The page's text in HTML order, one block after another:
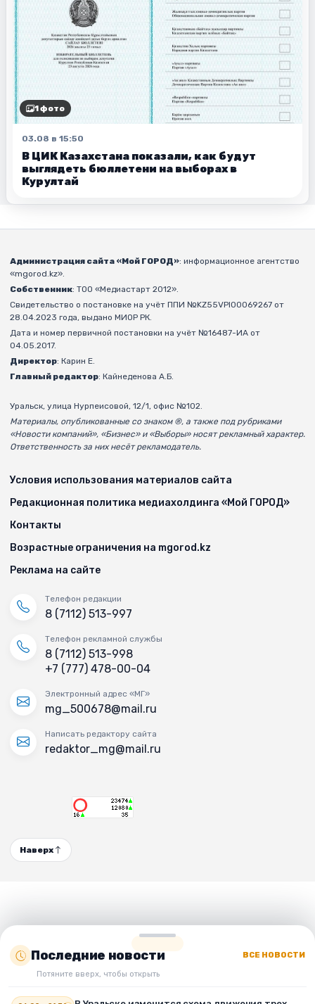
1 фото
03.08 в 15:50
В ЦИК Казахстана показали, как будут
выглядеть бюллетени на выборах в
Курултай
Последние новости
Потяните вверх, чтобы открыть
ВСЕ НОВОСТИ
Администрация сайта «Мой ГОРОД»: информационное агентство
«mgorod.kz».
Собственник: ТОО «Медиастарт 2012».
Свидетельство о постановке на учёт ППИ №KZ55VPI00069267 от
28.04.2023 года, выдано МИОР РК.
Дата и номер первичной постановки на учёт №16487-ИА от
04.05.2017.
Директор: Карин Е.
Главный редактор: Кайнеденова А.Б.
Уральск, улица Нурпеисовой, 12/1, офис №102.
Материалы, опубликованные со знаком ®, а также под рубриками
«Новости компаний», «Бизнес» и «Выборы» носят рекламный характер.
Ответственность за них несёт рекламодатель.
Условия использования материалов сайта
Редакционная политика медиахолдинга «Мой ГОРОД»
Контакты
Возрастные ограничения на mgorod.kz
Реклама на сайте
Телефон редакции
8 (7112) 513-997
Телефон рекламной службы
8 (7112) 513-998
+7 (777) 478-00-04
Электронный адрес «МГ»
mg_500678@mail.ru
Написать редактору сайта
redaktor_mg@mail.ru
Наверх